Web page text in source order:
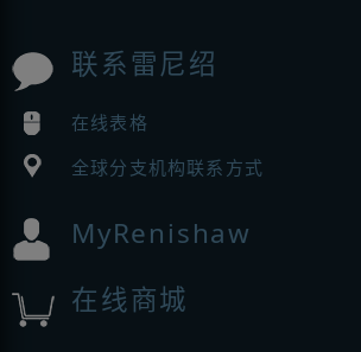
联系雷尼绍
在线表格
全球分支机构联系方式
MyRenishaw
在线商城